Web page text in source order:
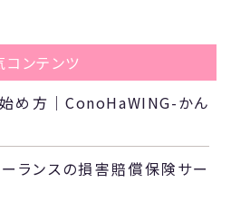
コンテンツ
め方｜ConoHaWING-かん
ランスの損害賠償保険サー